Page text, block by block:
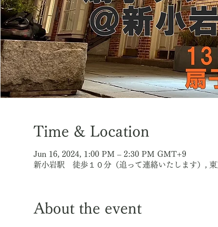
Time & Location
Jun 16, 2024, 1:00 PM – 2:30 PM GMT+9
新小岩駅 徒歩１０分（追って連絡いたします）,
About the event